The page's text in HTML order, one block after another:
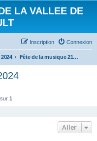
LA VALLEE DE
Connexion
Inscription
Fête de la musique 21 juin 2024
sur 1
Aller